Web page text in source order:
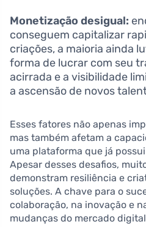
Monetização desigual:
conseguem capitalizar
criações, a maioria ainda
forma de lucrar com seu
acirrada e a visibilidade
a ascensão de novos
Esses fatores não apenas
mas também afetam a
uma plataforma que já
Apesar desses desafios,
demonstram resiliência e
soluções. A chave para o
colaboração, na inovação e
mudanças do mercado